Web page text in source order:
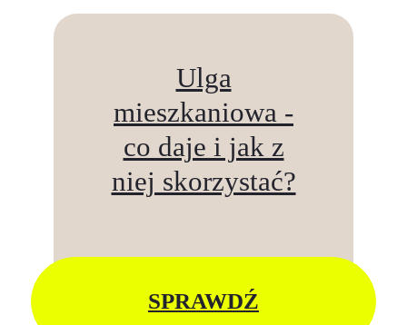
Ulga
mieszkaniowa -
co daje i jak z
niej skorzystać?
SPRAWDŹ